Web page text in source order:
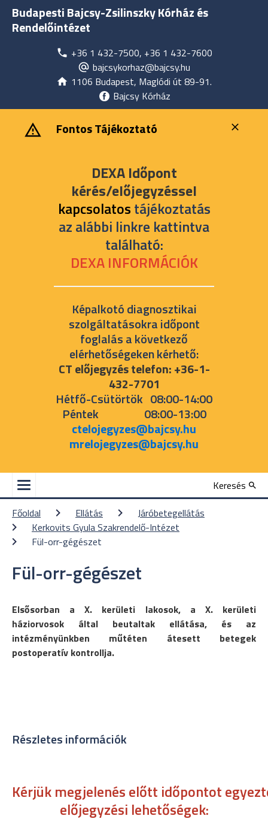
Budapesti Bajcsy-Zsilinszky Kórház és
Rendelőintézet
+36 1 432-7500, +36 1 432-7600
bajcsykorhaz@bajcsy.hu
1106 Budapest, Maglódi út 89-91.
Bajcsy Kórház
‎ ‎Fontos Tájékoztató
DEXA Időpont
kérés/előjegyzéssel
kapcsolatostájékoztatás
az alábbi linkre kattintva
található:
DEXA INFORMÁCIÓK
Képalkotó diagnosztikai
szolgáltatásokra időpont
foglalás a következő
elérhetőségeken kérhető:
CT előjegyzés telefon: +36-1-
432-7701
Hétfő-Csütörtök 08:00-14:00
Péntek 08:00-13:00
ctelojegyzes@bajcsy.hu
mrelojegyzes@bajcsy.hu
Keresés
Főoldal
Ellátás
Járóbetegellátás
Kerkovits Gyula Szakrendelő-Intézet
Fül-orr-gégészet
Fül-orr-gégészet
Elsősorban a X. kerületi lakosok, a X. kerületi
háziorvosok által beutaltak ellátása, és az
intézményünkben műtéten átesett betegek
postoperatív kontrollja.
Részletes információk
Kérjük megjelenés előtt időpontot
előjegyzési lehetőségek: